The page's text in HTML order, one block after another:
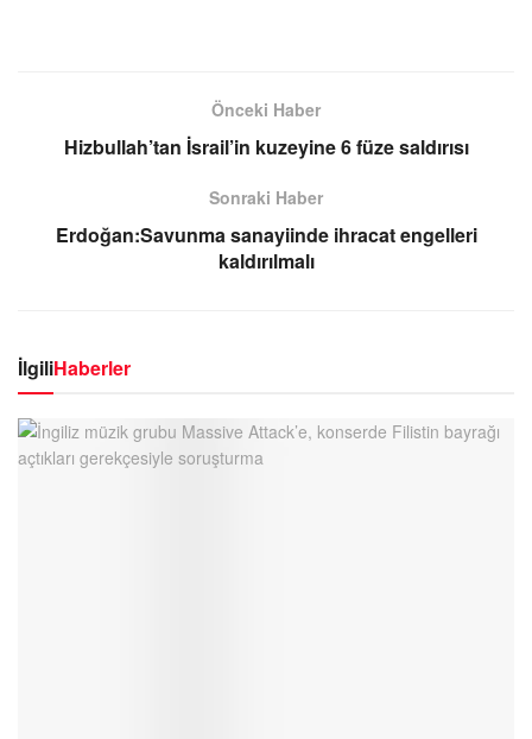
Önceki Haber
Hizbullah’tan İsrail’in kuzeyine 6 füze saldırısı
Sonraki Haber
Erdoğan:Savunma sanayiinde ihracat engelleri
kaldırılmalı
İlgiliHaberler